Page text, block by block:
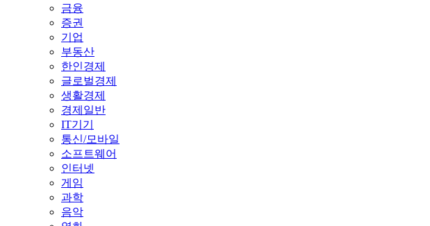
금융
증권
기업
부동산
한인경제
글로벌경제
생활경제
경제일반
IT기기
통신/모바일
소프트웨어
인터넷
게임
과학
음악